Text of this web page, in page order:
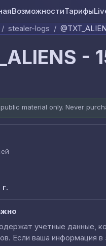
ВозможностиТарифы
/ stealer-logs /
-
material only. Never
учетные данные,
Если ваша информация